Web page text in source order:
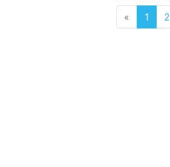
« Previous
1 2